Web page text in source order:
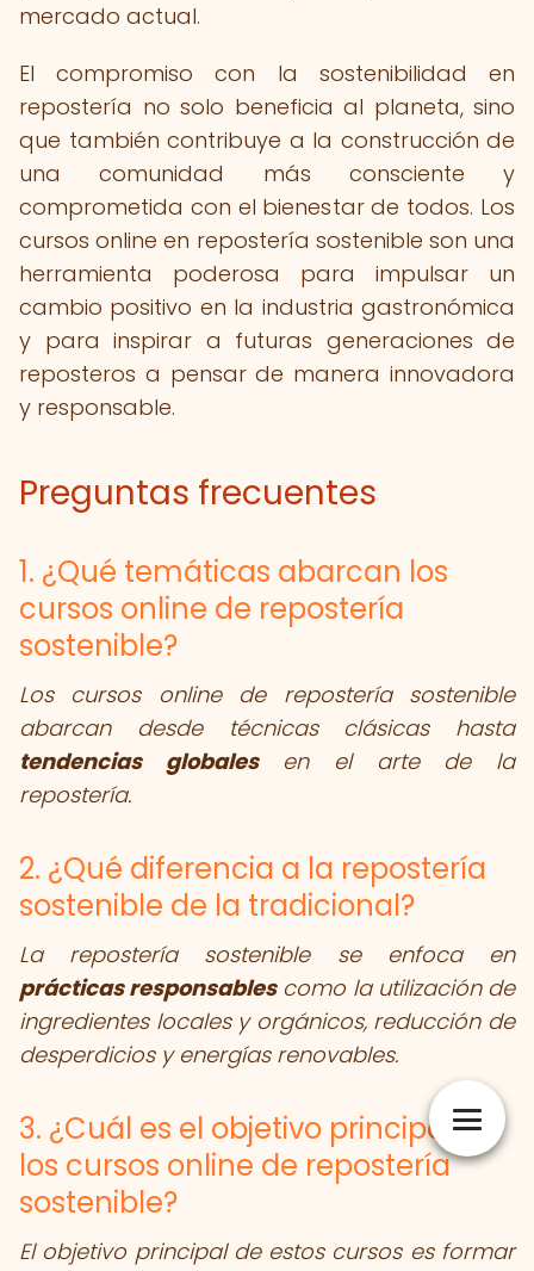
mercado actual.
El compromiso con la sostenibilidad en
repostería no solo beneficia al planeta, sino
que también contribuye a la construcción de
una comunidad más consciente y
comprometida con el bienestar de todos. Los
cursos online en repostería sostenible son una
herramienta poderosa para impulsar un
cambio positivo en la industria gastronómica
y para inspirar a futuras generaciones de
reposteros a pensar de manera innovadora
y responsable.
Preguntas frecuentes
1. ¿Qué temáticas abarcan los
cursos online de repostería
sostenible?
Los cursos online de repostería sostenible
abarcan desde técnicas clásicas hasta
tendencias globalesen el arte de la
repostería.
2. ¿Qué diferencia a la repostería
sostenible de la tradicional?
La repostería sostenible se enfoca en
prácticas responsablescomo la utilización de
ingredientes locales y orgánicos, reducción de
desperdicios y energías renovables.
3. ¿Cuál es el objetivo principal de
los cursos online de repostería
sostenible?
El objetivo principal de estos cursos es formar